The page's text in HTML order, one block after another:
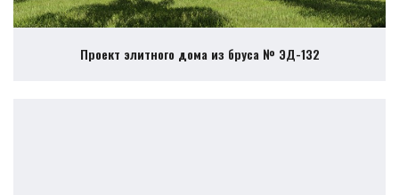
Проект элитного дома из бруса № ЭД-132